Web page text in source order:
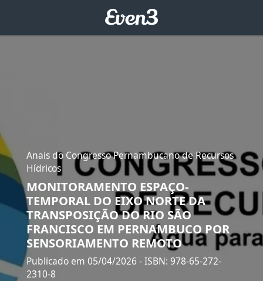
Anais do Congresso Pernambucano de Recursos
Hídricos
MONITORAMENTO ESPAÇO-
TEMPORAL DO EIXO NORTE DA
TRANSPOSIÇÃO DO RIO SÃO
FRANCISCO EM PERNAMBUCO POR
SENSORIAMENTO REMOTO
Publicado em 05/04/2026 - ISBN: 978-65-272-
2310-8